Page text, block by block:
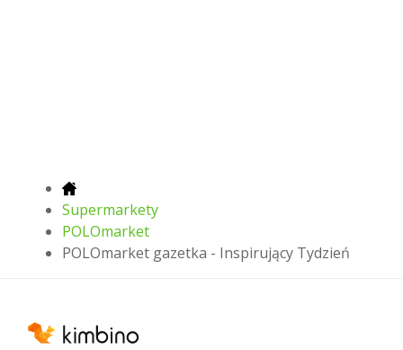
Supermarkety
POLOmarket
POLOmarket gazetka - Inspirujący Tydzień